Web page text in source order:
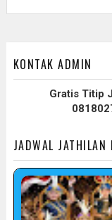
KONTAK ADMIN
Gratis Titip
JADWAL